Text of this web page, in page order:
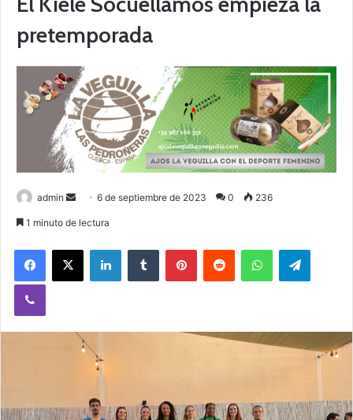
pretemporada
admin
e
m
6 de septiembre de 2023 0 236
1 minuto de lectura